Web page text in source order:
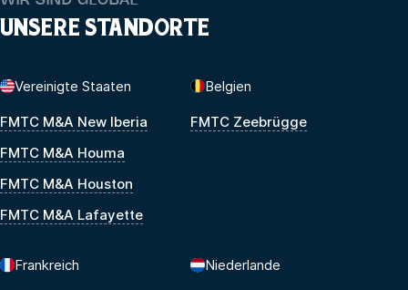
UNSERE STANDORTE
Vereinigte Staaten
FMTC M&A New Iberia
FMTC M&A Houma
FMTC M&A Houston
FMTC M&A Lafayette
Belgien
FMTC Zeebrügge
Frankreich Niederlande